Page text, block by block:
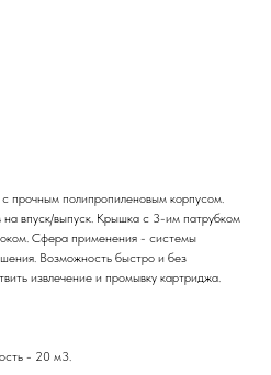
прочным полипропиленовым корпусом.
впуск/выпуск. Крышка с 3-им патрубком
Сфера применения - системы
Возможность быстро и без
извлечение и промывку картриджа.
- 20 м3.